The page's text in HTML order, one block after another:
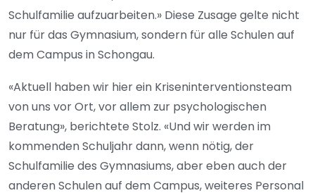
Schulfamilie aufzuarbeiten.» Diese Zusage gelte nicht
nur für das Gymnasium, sondern für alle Schulen auf
dem Campus in Schongau.
«Aktuell haben wir hier ein Kriseninterventionsteam
von uns vor Ort, vor allem zur psychologischen
Beratung», berichtete Stolz. «Und wir werden im
kommenden Schuljahr dann, wenn nötig, der
Schulfamilie des Gymnasiums, aber eben auch der
anderen Schulen auf dem Campus, weiteres Personal